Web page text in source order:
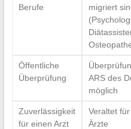
Berufe
migriert
Öffentliche
Überprüfung
ARS des
möglich
Zuverlässigkeit
für einen Arzt
Veraltet
Ärzte